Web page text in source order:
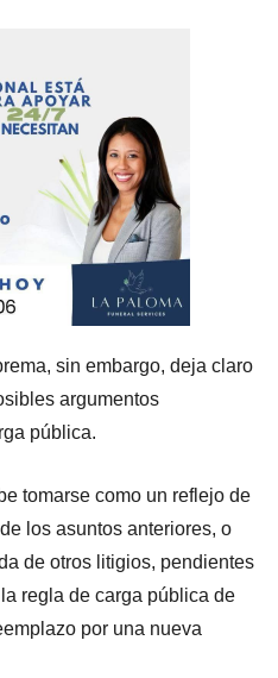
sin embargo, deja claro
argumentos
pública.
tomarse como un reflejo de
los asuntos anteriores, o
de otros litigios, pendientes
regla de carga pública de
por una nueva